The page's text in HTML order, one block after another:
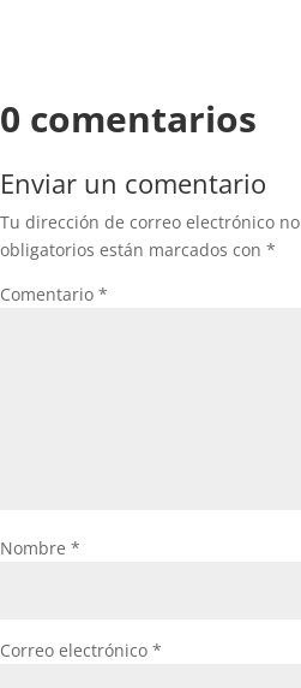
0 comentarios
Enviar un comentario
Tu dirección de correo electrónico
obligatorios están marcados con *
Comentario *
Nombre *
Correo electrónico *